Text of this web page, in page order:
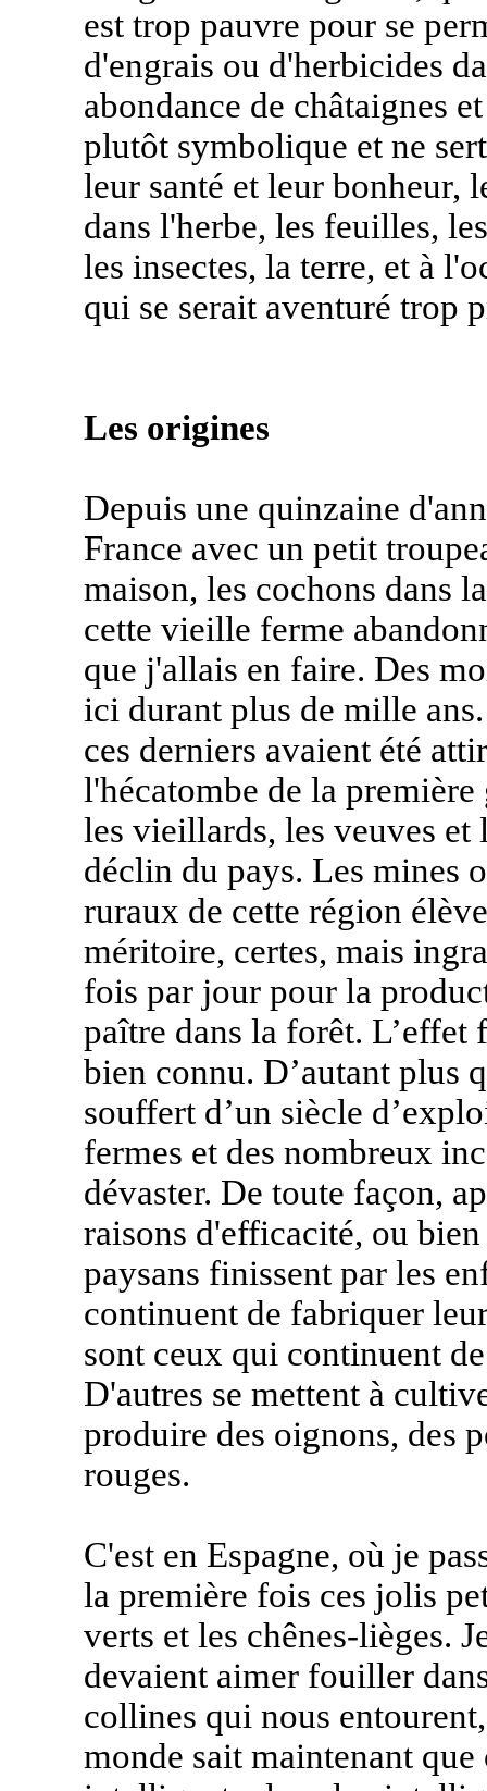
est trop pauvre pour se
d'engrais ou d'herbicides
abondance de châtaignes
plutôt symbolique et ne
leur santé et leur bonheur,
dans l'herbe, les feuilles,
les insectes, la terre, et à
qui se serait aventuré trop
Les origines
Depuis une quinzaine
France avec un petit
maison, les cochons dans
cette vieille ferme
que j'allais en faire. Des
ici durant plus de mille
ces derniers avaient été
l'hécatombe de la
les vieillards, les veuves et
déclin du pays. Les mines
ruraux de cette région
méritoire, certes, mais
fois par jour pour la
paître dans la forêt. L’effet
bien connu. D’autant plus
souffert d’un siècle
fermes et des nombreux
dévaster. De toute façon,
raisons d'efficacité, ou
paysans finissent par les
continuent de fabriquer
sont ceux qui continuent
D'autres se mettent à
produire des oignons, des
rouges.
C'est en Espagne, où je
la première fois ces jolis
verts et les chênes-lièges.
devaient aimer fouiller
collines qui nous
monde sait maintenant